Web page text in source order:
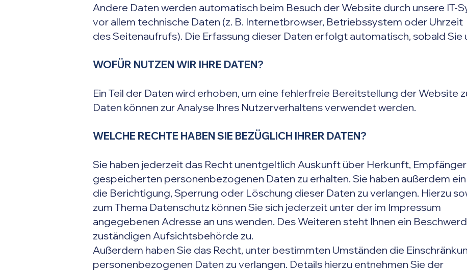
Andere Daten werden automatisch beim Besuch der Website durch unsere IT-
vor allem technische Daten (z. B. Internetbrowser, Betriebssystem oder Uhrzeit
des Seitenaufrufs). Die Erfassung dieser Daten erfolgt automatisch, sobald
WOFÜR NUTZEN WIR IHRE DATEN?
Ein Teil der Daten wird erhoben, um eine fehlerfreie Bereitstellung der Website
Daten können zur Analyse Ihres Nutzerverhaltens verwendet werden.
WELCHE RECHTE HABEN SIE BEZÜGLICH IHRER DATEN?
Sie haben jederzeit das Recht unentgeltlich Auskunft über Herkunft,
gespeicherten personenbezogenen Daten zu erhalten. Sie haben außerdem
die Berichtigung, Sperrung oder Löschung dieser Daten zu verlangen. Hierzu
zum Thema Datenschutz können Sie sich jederzeit unter der im Impressum
angegebenen Adresse an uns wenden. Des Weiteren steht Ihnen ein
zuständigen Aufsichtsbehörde zu.
Außerdem haben Sie das Recht, unter bestimmten Umständen die
personenbezogenen Daten zu verlangen. Details hierzu entnehmen Sie der